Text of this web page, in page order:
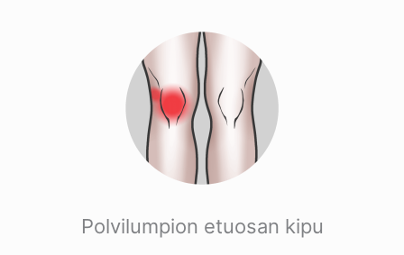
Polvilumpion etuosan kipu